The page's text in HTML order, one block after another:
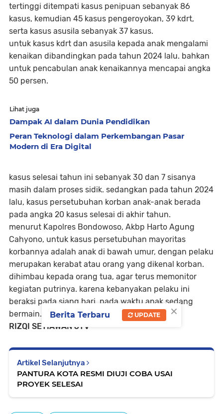
tertinggi ditempati kasus penipuan sebanyak 86
kasus, kemudian 45 kasus pengeroyokan, 39 kdrt,
serta kasus asusila sebanyak 37 kasus.
untuk kasus kdrt dan asusila kepada anak mengalami
kenaikan dibandingkan pada tahun 2024 lalu. bahkan
untuk pencabulan anak kenaikannya mencapai angka
50 persen.
Lihat juga
Dampak AI dalam Dunia Pendidikan
Peran Teknologi dalam Perkembangan Pasar
Modern di Era Digital
kasus selesai tahun ini sebanyak 30 dan 7 sisanya
masih dalam proses sidik. sedangkan pada tahun 2024
lalu, kasus persetubuhan korban anak-anak berada
pada angka 20 kasus selesai di akhir tahun.
menurut Kapolres Bondowoso, Akbp Harto Agung
Cahyono, untuk kasus persetubuhan mayoritas
korbannya adalah anak di bawah umur, dengan pelaku
merupakan kerabat atau orang yang dikenal korban.
dihimbau kepada orang tua, agar terus memonitor
kegiatan putrinya. karena kebanyakan pelaku ini
beraksi pada siang hari, pada waktu anak sedang
bermain.
RIZQI SETIAWAN JTV
Artikel Selanjutnya
PANTURA KOTA RESMI DIUJI COBA USAI
PROYEK SELESAI
×
Berita Terbaru UPDATE